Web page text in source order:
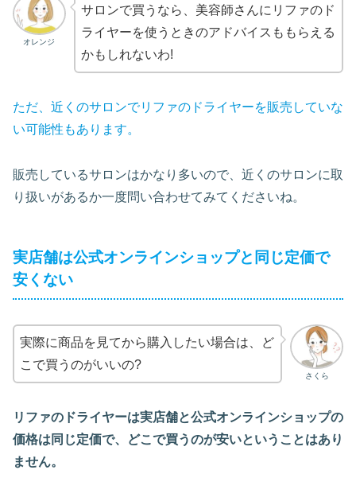
オレンジ
サロンで買うなら、美容師さんにリファのド
ライヤーを使うときのアドバイスももらえる
かもしれないわ!
ただ、近くのサロンでリファのドライヤーを販売していな
い可能性もあります。
販売しているサロンはかなり多いので、近くのサロンに取
り扱いがあるか一度問い合わせてみてくださいね。
実店舗は公式オンラインショップと同じ定価で
安くない
さくら
実際に商品を見てから購入したい場合は、ど
こで買うのがいいの?
リファのドライヤーは実店舗と公式オンラインショップの
価格は同じ定価で、どこで買うのが安いということはあり
ません。